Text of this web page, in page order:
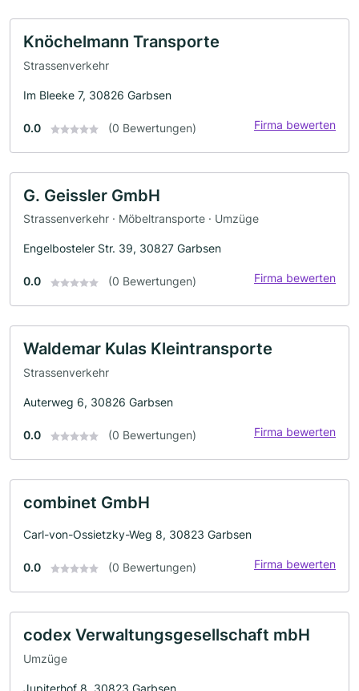
Knöchelmann Transporte
Strassenverkehr
Im Bleeke 7, 30826 Garbsen
0.0 (0 Bewertungen) Firma bewerten
G. Geissler GmbH
Strassenverkehr · Möbeltransporte · Umzüge
Engelbosteler Str. 39, 30827 Garbsen
0.0 (0 Bewertungen) Firma bewerten
Waldemar Kulas Kleintransporte
Strassenverkehr
Auterweg 6, 30826 Garbsen
0.0 (0 Bewertungen) Firma bewerten
combinet GmbH
Carl-von-Ossietzky-Weg 8, 30823 Garbsen
0.0 (0 Bewertungen) Firma bewerten
codex Verwaltungsgesellschaft mbH
Umzüge
Jupiterhof 8, 30823 Garbsen